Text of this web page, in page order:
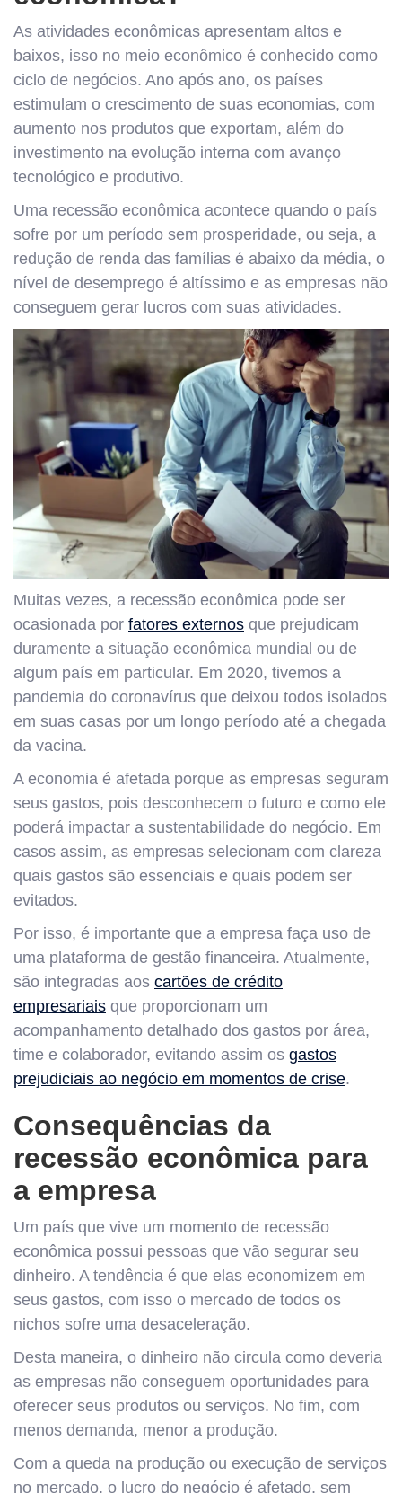
As atividades econômicas apresentam altos e
baixos, isso no meio econômico é conhecido como
ciclo de negócios. Ano após ano, os países
estimulam o crescimento de suas economias, com
aumento nos produtos que exportam, além do
investimento na evolução interna com avanço
tecnológico e produtivo.
Uma recessão econômica acontece quando o país
sofre por um período sem prosperidade, ou seja, a
redução de renda das famílias é abaixo da média, o
nível de desemprego é altíssimo e as empresas não
conseguem gerar lucros com suas atividades.
Muitas vezes, a recessão econômica pode ser
ocasionada por fatores externos que prejudicam
duramente a situação econômica mundial ou de
algum país em particular. Em 2020, tivemos a
pandemia do coronavírus que deixou todos isolados
em suas casas por um longo período até a chegada
da vacina.
A economia é afetada porque as empresas seguram
seus gastos, pois desconhecem o futuro e como ele
poderá impactar a sustentabilidade do negócio. Em
casos assim, as empresas selecionam com clareza
quais gastos são essenciais e quais podem ser
evitados.
Por isso, é importante que a empresa faça uso de
uma plataforma de gestão financeira. Atualmente,
são integradas aos cartões de crédito
empresariais que proporcionam um
acompanhamento detalhado dos gastos por área,
time e colaborador, evitando assim os gastos
prejudiciais ao negócio em momentos de crise.
Consequências da
recessão econômica para
a empresa
Um país que vive um momento de recessão
econômica possui pessoas que vão segurar seu
dinheiro. A tendência é que elas economizem em
seus gastos, com isso o mercado de todos os
nichos sofre uma desaceleração.
Desta maneira, o dinheiro não circula como deveria
as empresas não conseguem oportunidades para
oferecer seus produtos ou serviços. No fim, com
menos demanda, menor a produção.
Com a queda na produção ou execução de serviços
no mercado, o lucro do negócio é afetado, sem